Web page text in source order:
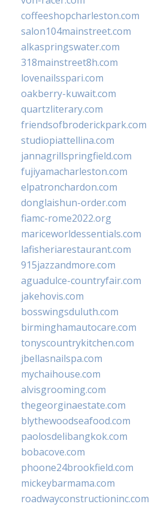
coffeeshopcharleston.com
salon104mainstreet.com
alkaspringswater.com
318mainstreet8h.com
lovenailsspari.com
oakberry-kuwait.com
quartzliterary.com
friendsofbroderickpark.com
studiopiattellina.com
jannagrillspringfield.com
fujiyamacharleston.com
elpatronchardon.com
donglaishun-order.com
fiamc-rome2022.org
mariceworldessentials.com
lafisheriarestaurant.com
915jazzandmore.com
aguadulce-countryfair.com
jakehovis.com
bosswingsduluth.com
birminghamautocare.com
tonyscountrykitchen.com
jbellasnailspa.com
mychaihouse.com
alvisgrooming.com
thegeorginaestate.com
blythewoodseafood.com
paolosdelibangkok.com
bobacove.com
phoone24brookfield.com
mickeybarmama.com
roadwayconstructioninc.com